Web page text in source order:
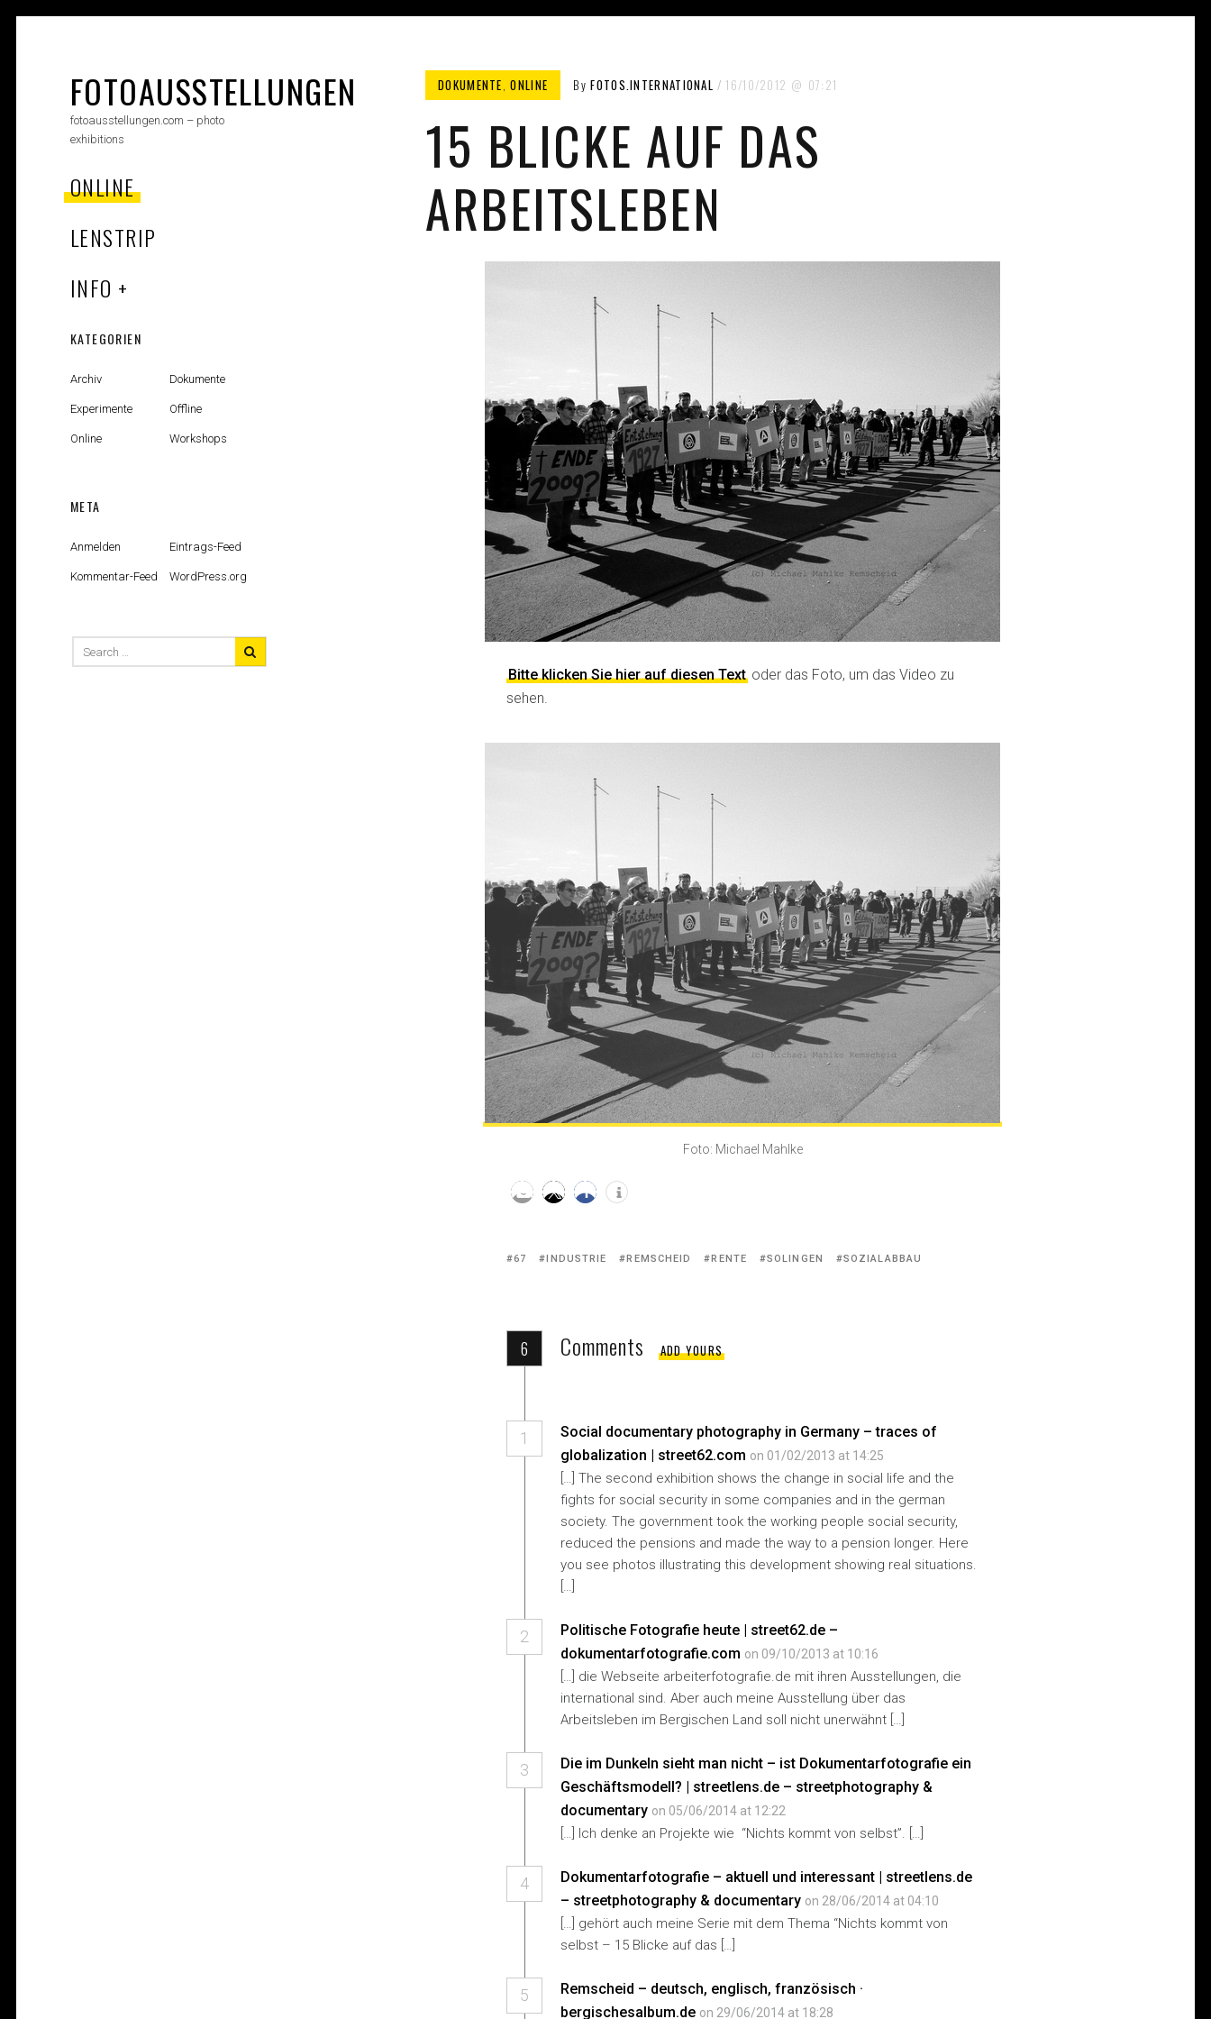
FOTOAUSSTELLUNGEN
fotoausstellungen.com – photo
exhibitions
ONLINE
LENSTRIP
INFO
DOKUMENTE,ONLINE ByFOTOS.INTERNATIONAL 16/10/2012 07:21
15 BLICKE AUF DAS
ARBEITSLEBEN
Bitte klicken Sie hier auf diesen Text oder das Foto, um das Video zu
sehen.
Foto: Michael Mahlke
Tagged
67 INDUSTRIE REMSCHEID RENTE SOLINGEN SOZIALABBAU
6 Comments ADD YOURS
1
Social documentary photography in Germany – traces of
globalization | street62.com on 01/02/2013 at 14:25
[…] The second exhibition shows the change in social life and the
fights for social security in some companies and in the german
society. The government took the working people social security,
reduced the pensions and made the way to a pension longer. Here
you see photos illustrating this development showing real situations.
[…]
2
Politische Fotografie heute | street62.de –
dokumentarfotografie.com on 09/10/2013 at 10:16
[…] die Webseite arbeiterfotografie.de mit ihren Ausstellungen, die
international sind. Aber auch meine Ausstellung über das
Arbeitsleben im Bergischen Land soll nicht unerwähnt […]
3
Die im Dunkeln sieht man nicht – ist Dokumentarfotografie ein
Geschäftsmodell? | streetlens.de – streetphotography &
documentary on 05/06/2014 at 12:22
[…] Ich denke an Projekte wie “Nichts kommt von selbst”. […]
4
Dokumentarfotografie – aktuell und interessant | streetlens.de
– streetphotography & documentary on 28/06/2014 at 04:10
[…] gehört auch meine Serie mit dem Thema “Nichts kommt von
selbst – 15 Blicke auf das […]
5
Remscheid – deutsch, englisch, französisch ·
bergischesalbum.de on 29/06/2014 at 18:28
KATEGORIEN
Archiv Dokumente
Experimente Offline
Online Workshops
META
Anmelden Eintrags-Feed
Kommentar-Feed WordPress.org
for: